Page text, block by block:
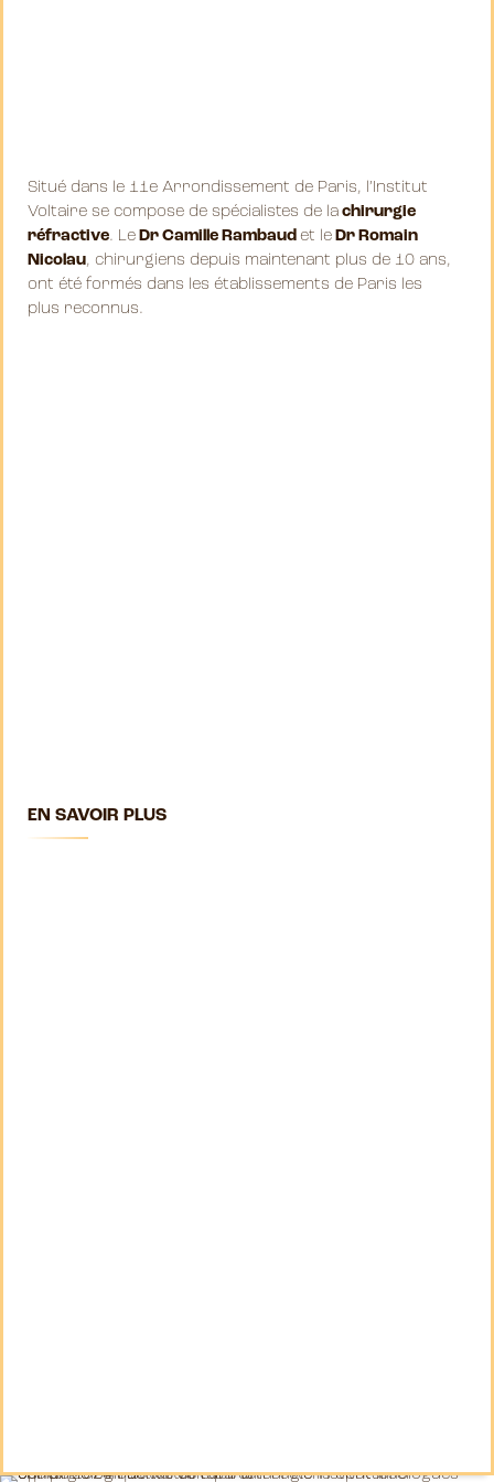
Situé dans le 11e Arrondissement de Paris, l’Institut
Voltaire se compose de spécialistes de lachirurgie
réfractive. LeDr Camille Rambaud et leDr Romain
Nicolau, chirurgiens depuis maintenant plus de 10 ans,
ont été formés dans les établissements de Paris les
plus reconnus.
EN SAVOIR PLUS